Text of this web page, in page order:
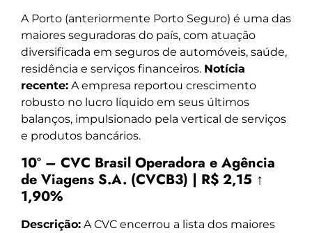
A Porto (anteriormente Porto Seguro) é uma das
maiores seguradoras do país, com atuação
diversificada em seguros de automóveis, saúde,
residência e serviços financeiros. Notícia
recente: A empresa reportou crescimento
robusto no lucro líquido em seus últimos
balanços, impulsionado pela vertical de serviços
e produtos bancários.
10º – CVC Brasil Operadora e Agência
de Viagens S.A. (CVCB3) | R$ 2,15 ↑
1,90%
Descrição: A CVC encerrou a lista dos maiores